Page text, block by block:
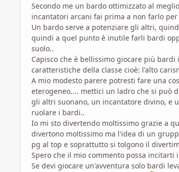
Secondo me un bardo ottimizzato al
incantatori arcani fai prima a non farlo
Un bardo serve a potenziare gli altri,
quindi a quel punto è inutile farli bardi
suolo..
Capisco che è bellissimo giocare più
caratteristiche della classe cioè: l'alto
A mio modesto parere potresti fare una
eterogeneo.... mettici un ladro che si può
gli altri suonano, un incantatore divino, e
ruolare i bardi..
Io mi sto divertendo moltissimo grazie a
divertono moltissimo ma l'idea di un
pg al top e soprattutto si tolgono il
Spero che il mio commento possa
Se devi giocare un'avventura solo bardi